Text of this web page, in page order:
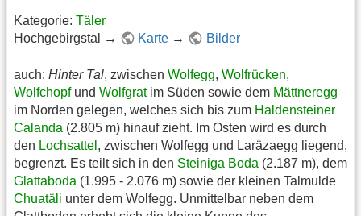
Kategorie: Täler
Hochgebirgstal →
Karte → Bilder
auch: Hinter Tal, zwischen Wolfegg, Wolfrücken,
Wolfchopfund Wolfgratim Süden sowie dem Mättneregg
im Norden gelegen, welches sich bis zum Haldensteiner
Calanda (2.805 m) hinauf zieht. Im Osten wird es durch
den Lochsattel , zwischen Wolfegg und Laräzaegg liegend,
begrenzt. Es teilt sich in den Steiniga Boda (2.187 m), dem
Glattaboda (1.995 - 2.076 m) sowie der kleinen Talmulde
Chuatäli unter dem Wolfegg. Unmittelbar neben dem